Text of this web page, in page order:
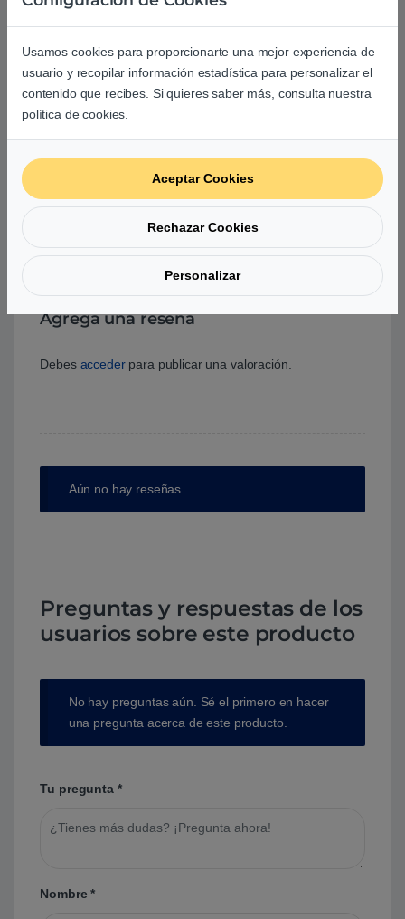
Basado en 0 reseñas
0
0
0
Agrega una reseña
Debes accederpara publicar una valoración.
Aún no hay reseñas.
Preguntas y respuestas de los
usuarios sobre este producto
No hay preguntas aún. Sé el primero en hacer
una pregunta acerca de este producto.
Tu pregunta *
Nombre*
Usamos cookies para proporcionarte una mejor experiencia de
usuario y recopilar información estadística para personalizar el
contenido que recibes. Si quieres saber más, consulta nuestra
política de cookies.
Aceptar Cookies
Rechazar Cookies
Personalizar